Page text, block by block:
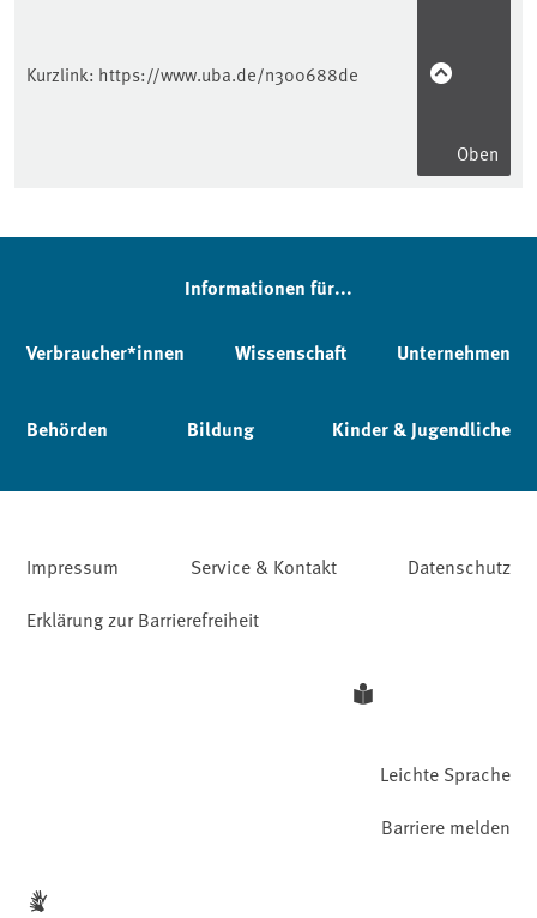
Kurzlink: https://www.uba.de/n300688de
Oben
Informationen für...
Verbraucher*innen Wissenschaft Unternehmen
Behörden Bildung Kinder & Jugendliche
Impressum Service & Kontakt
Datenschutz
Erklärung zur Barrierefreiheit
Leichte Sprache
Barriere melden